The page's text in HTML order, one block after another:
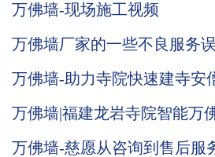
万佛墙-现场施工视频
万佛墙厂家的一些不良服务
万佛墙-助力寺院快速建寺安
万佛墙|福建龙岩寺院智能万
万佛墙-慈愿从咨询到售后服